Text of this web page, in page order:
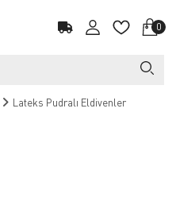
0
Lateks Pudralı Eldivenler